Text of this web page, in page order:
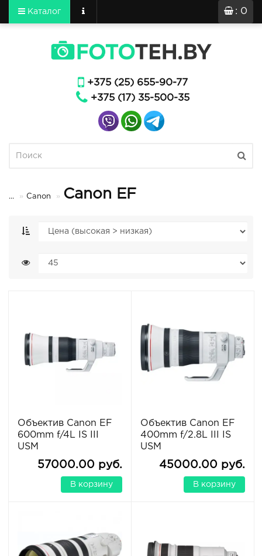
: 0
Каталог
+375 (25) 655-90-77
+375 (17) 35-500-35
... Canon Canon EF
Объектив Canon EF
600mm f/4L IS III
USM
57000.00 руб.
В корзину
Объектив Canon EF
400mm f/2.8L III IS
USM
45000.00 руб.
В корзину